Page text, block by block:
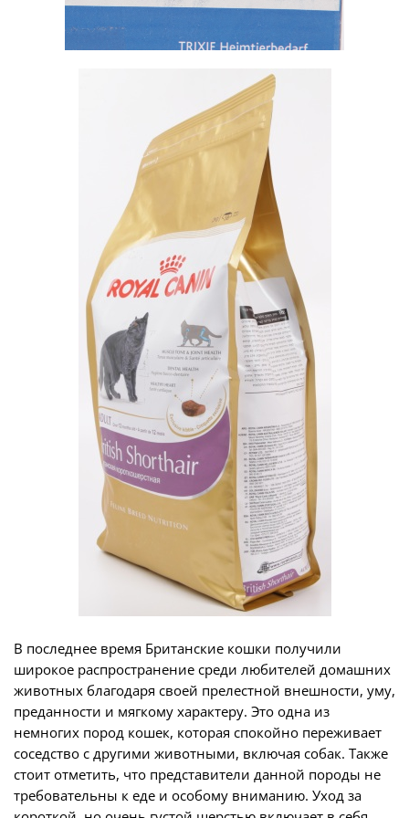
В последнее время Британские кошки получили
широкое распространение среди любителей домашних
животных благодаря своей прелестной внешности, уму,
преданности и мягкому характеру. Это одна из
немногих пород кошек, которая спокойно переживает
соседство с другими животными, включая собак. Также
стоит отметить, что представители данной породы не
требовательны к еде и особому вниманию. Уход за